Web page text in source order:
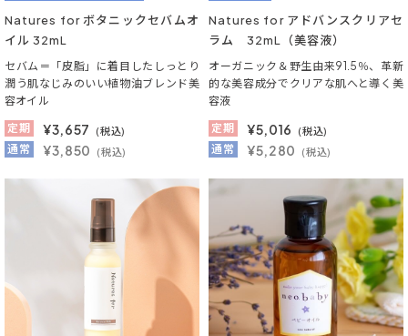
Natures for ボタニックセバムオ
イル 32mL
セバム＝「皮脂」に着目したしっとり
潤う肌なじみのいい植物油ブレンド美
容オイル
定期
¥3,657 (税込)
通常 ¥3,850 (税込)
Natures for アドバンスクリアセ
ラム 32mL（美容液）
オーガニック＆野生由来91.5％、革新
的な美容成分でクリアな肌へと導く美
容液
定期
¥5,016 (税込)
通常 ¥5,280 (税込)